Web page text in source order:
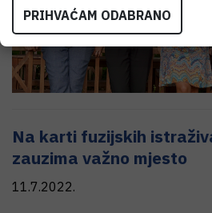
Na karti fuzijskih
zauzima važno mjesto
11.7.2022.
PRIHVAĆAM ODABRANO